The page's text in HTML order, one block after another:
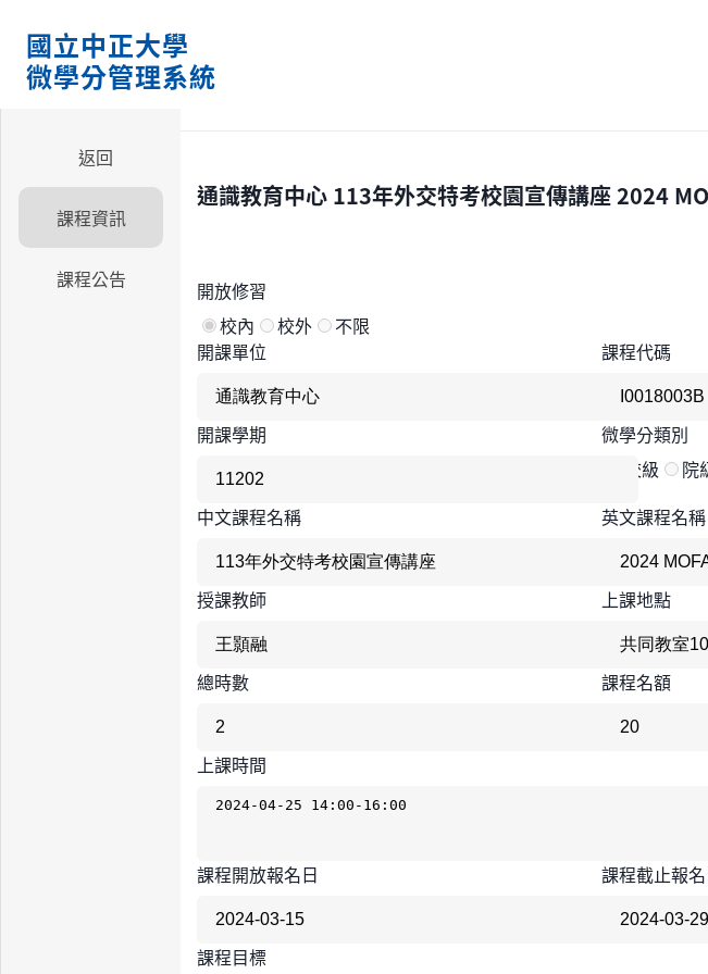
國立中正大學
微學分管理系統
返回
課程資訊
課程公告
通識教育中心 113年外交特考校園宣傳講座2024
開放修習
校內
校外
不限
開課單位
課程代碼
開課學期
微學分類別
校級
院
中文課程名稱
英文課程名稱
授課教師 上課地點
總時數 課程名額
上課時間
課程開放報名日 課程截止報
課程目標